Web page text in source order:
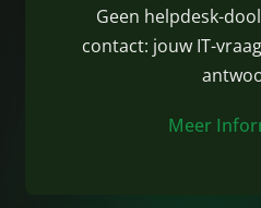
Geen helpdesk-
contact: jouw IT-
Meer